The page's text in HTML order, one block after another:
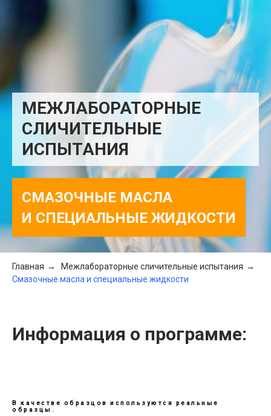
МЕЖЛАБОРАТОРНЫЕ
СЛИЧИТЕЛЬНЫЕ
ИСПЫТАНИЯ
СМАЗОЧНЫЕ МАСЛА
И СПЕЦИАЛЬНЫЕ ЖИДКОСТИ
Главная → Межлабораторные сличительные испытания →
Смазочные масла и специальные жидкости
Информация о программе:
В качестве образцов используются реальные
образцы.